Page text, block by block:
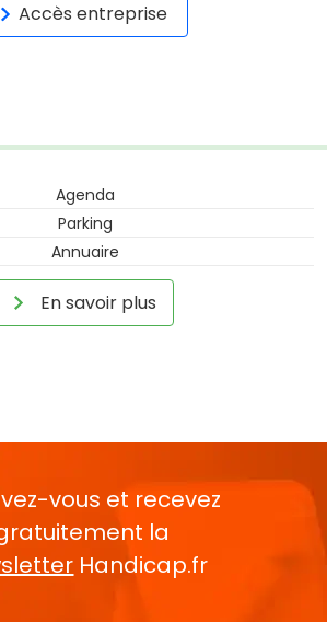
Accès entreprise
Agenda
Parking
Annuaire
En savoir plus
vous et recevez
la
Handicap.fr